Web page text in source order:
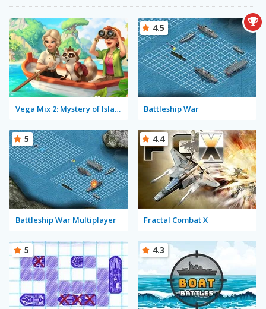
Vega Mix 2: Mystery of Island Battleship War
4.5
Battleship War Multiplayer
5
Fractal Combat X
4.4
5 4.3